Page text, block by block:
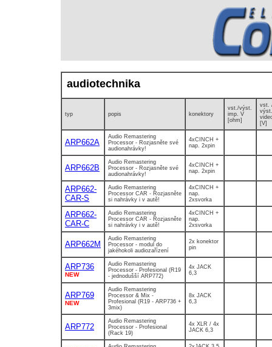
audiotechnika
typ popis konektory
vst./výst.
imp. V
[ohm]
vst.
[V]
ARP662A
Audio Remastering
Processor - Rozjasněte své
audionahrávky!
4xCINCH +
nap. 2xpin
ARP662B
Audio Remastering
Processor - Rozjasněte své
audionahrávky!
4xCINCH +
nap. 2xpin
ARP662-
CAR-S
Audio Remastering
Processor CAR - Rozjasněte
si nahrávky i v autě!
4xCINCH +
nap.
2xsvorka
ARP662-
CAR-C
Audio Remastering
Processor CAR - Rozjasněte
si nahrávky i v autě!
4xCINCH +
nap.
2xsvorka
ARP662M
Audio Remastering
Processor - modul do
jakéhokoli audiozařízení
2x konektor
pin
ARP736
NEW
Audio Remastering
Processor - Profesional (R19
- jednodušší ARP772)
4x JACK
6,3
ARP769
NEW
Audio Remastering
Processor & Mix -
Profesional (R19 - ARP736 +
3mix)
8x JACK
6,3
ARP772
Audio Remastering
Processor - Profesional
(Rack 19)
4x XLR / 4x
JACK 6,3